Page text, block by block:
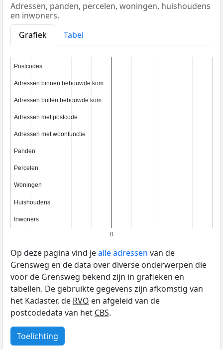
Adressen, panden, percelen, woningen, huishoudens
en inwoners.
Grafiek
Tabel
0
Postcodes
Postcodes
Adressen binnen bebouwde kom
Adressen binnen bebouwde kom
Adressen buiten bebouwde kom
Adressen buiten bebouwde kom
Adressen met postcode
Adressen met postcode
Adressen met woonfunctie
Adressen met woonfunctie
Panden
Panden
Percelen
Percelen
Woningen
Woningen
Huishoudens
Huishoudens
Inwoners
Inwoners
Op deze pagina vind jealle adressen van de
Grensweg en de data over diverse onderwerpen die
voor de Grensweg bekend zijn in grafieken en
tabellen. De gebruikte gegevens zijn afkomstig van
het Kadaster, deRVO en afgeleid van de
postcodedata van hetCBS.
Toelichting